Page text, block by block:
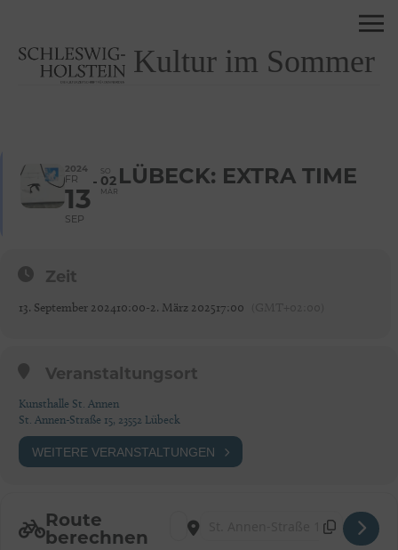
Kultur im Sommer
2024
FR
13
SEP
SO
02
MÄR
LÜBECK: EXTRA TIME
Zeit
13. September 202410:00-2. März 202517:00
Veranstaltungsort
Kunsthalle St. Annen
St. Annen-Straße 15, 23552 Lübeck
WEITERE VERANSTALTUNGEN
Route
berechnen
Address - Lübeck: Extra Time [H9xP5FOVO]
Destination Address - Lübeck: Extra